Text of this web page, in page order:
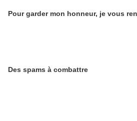
Pour garder mon honneur, je vous
Des spams à combattre